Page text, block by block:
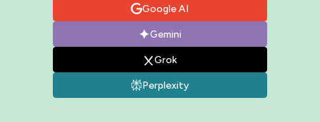
Google AI
Gemini
Grok
Perplexity